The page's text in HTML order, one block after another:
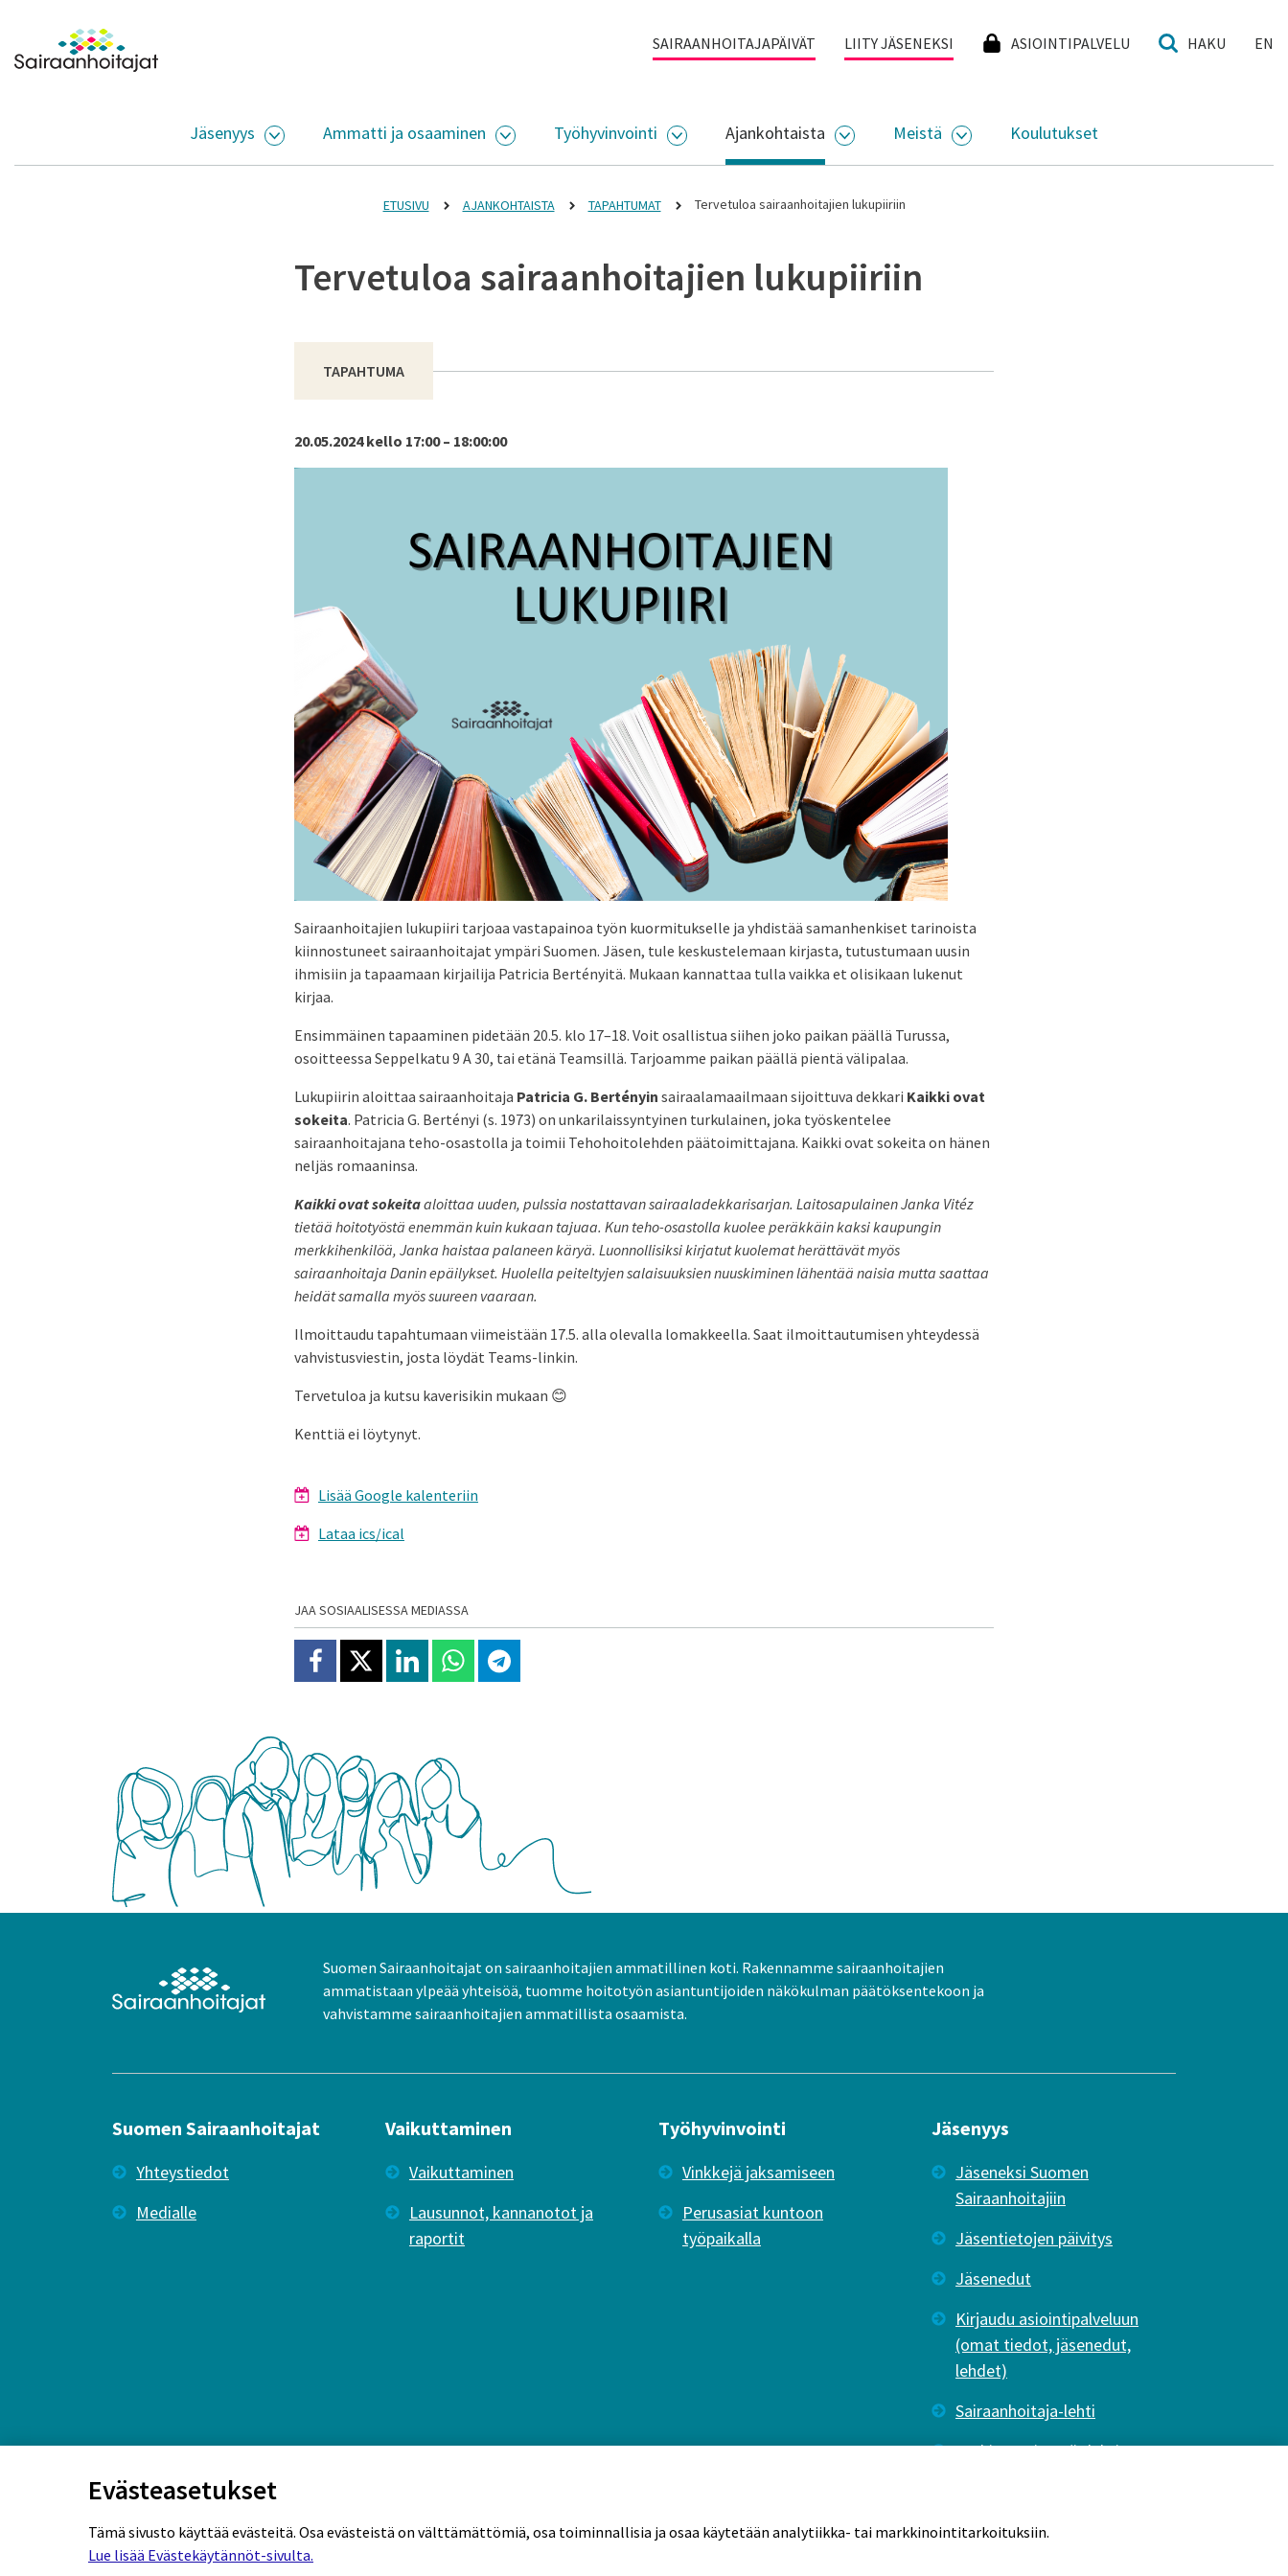
Siirry sisältöön
Etusivulle SAIRAANHOITAJAPÄIVÄT LIITY JÄSENEKSI ASIOINTIPALVELU HAKU EN
Jäsenyys
AVAA ALASIVUJEN VALIKKO
Ammatti ja osaaminen
AVAA ALASIVUJEN VALIKKO
Työhyvinvointi
AVAA ALASIVUJEN VALIKKO
Ajankohtaista
AVAA ALASIVUJEN VALIKKO
Meistä
AVAA ALASIVUJEN VALIKKO
Koulutukset
ETUSIVU AJANKOHTAISTA TAPAHTUMAT Tervetuloa sairaanhoitajien lukupiiriin
Tervetuloa sairaanhoitajien lukupiiriin
TAPAHTUMA
20.05.2024 kello 17:00 – 18:00:00
Sairaanhoitajien lukupiiri tarjoaa vastapainoa työn kuormitukselle ja yhdistää samanhenkiset tarinoista
kiinnostuneet sairaanhoitajat ympäri Suomen. Jäsen, tule keskustelemaan kirjasta, tutustumaan uusin
ihmisiin ja tapaamaan kirjailija Patricia Bertényitä. Mukaan kannattaa tulla vaikka et olisikaan lukenut
kirjaa.
Ensimmäinen tapaaminen pidetään 20.5. klo 17–18. Voit osallistua siihen joko paikan päällä Turussa,
osoitteessa Seppelkatu 9 A 30, tai etänä Teamsillä. Tarjoamme paikan päällä pientä välipalaa.
Lukupiirin aloittaa sairaanhoitaja Patricia G. Bertényin sairaalamaailmaan sijoittuva dekkari Kaikki ovat
sokeita. Patricia G. Bertényi (s. 1973) on unkarilaissyntyinen turkulainen, joka työskentelee
sairaanhoitajana teho-osastolla ja toimii Tehohoitolehden päätoimittajana. Kaikki ovat sokeita on hänen
neljäs romaaninsa.
Kaikki ovat sokeitaaloittaa uuden, pulssia nostattavan sairaaladekkarisarjan. Laitosapulainen Janka Vitéz
tietää hoitotyöstä enemmän kuin kukaan tajuaa. Kun teho-osastolla kuolee peräkkäin kaksi kaupungin
merkkihenkilöä, Janka haistaa palaneen käryä. Luonnollisiksi kirjatut kuolemat herättävät myös
sairaanhoitaja Danin epäilykset. Huolella peiteltyjen salaisuuksien nuuskiminen lähentää naisia mutta saattaa
heidät samalla myös suureen vaaraan.
Ilmoittaudu tapahtumaan viimeistään 17.5. alla olevalla lomakkeella. Saat ilmoittautumisen yhteydessä
vahvistusviestin, josta löydät Teams-linkin.
Tervetuloa ja kutsu kaverisikin mukaan 😊
Kenttiä ei löytynyt.
Lisää Google kalenteriin
Lataa ics/ical
JAA SOSIAALISESSA MEDIASSA
Jaa Facebookissa
Jaa X:ssäJaa Linkedinissä
Jaa Whatsappissa
Jaa Telegramissa
Suomen Sairaanhoitajat on sairaanhoitajien ammatillinen koti. Rakennamme sairaanhoitajien
ammatistaan ylpeää yhteisöä, tuomme hoitotyön asiantuntijoiden näkökulman päätöksentekoon ja
vahvistamme sairaanhoitajien ammatillista osaamista.
Suomen Sairaanhoitajat
Yhteystiedot
Medialle
Vaikuttaminen
Vaikuttaminen
Lausunnot, kannanotot ja
raportit
Työhyvinvointi
Vinkkejä jaksamiseen
Perusasiat kuntoon
työpaikalla
Jäsenyys
Jäseneksi Suomen
Sairaanhoitajiin
Jäsentietojen päivitys
Jäsenedut
Kirjaudu asiointipalveluun
(omat tiedot, jäsenedut,
lehdet)
Sairaanhoitaja-lehti
Tutkiva Hoitotyö -lehti
Rekisteriseloste Tietosuojaseloste
Evästeasetukset
Tämä sivusto käyttää evästeitä. Osa evästeistä on välttämättömiä, osa toiminnallisia ja osaa käytetään analytiikka- tai markkinointitarkoituksiin.
Lue lisää Evästekäytännöt-sivulta.